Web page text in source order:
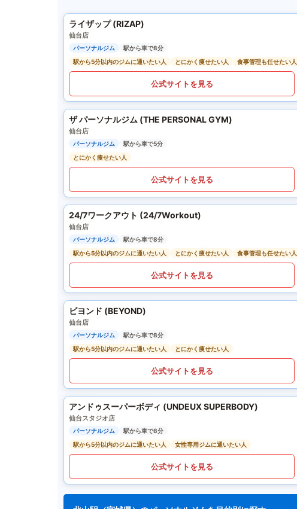
ライザップ (RIZAP)
仙台店
パーソナルジム
駅から車で8分
駅から5分以内のジムに通いたい人
とにかく痩せたい人 食事管理も任せたい人
公式サイトを見る
ザ パーソナルジム (THE PERSONAL GYM)
仙台店
パーソナルジム
駅から車で5分
とにかく痩せたい人
公式サイトを見る
24/7ワークアウト (24/7Workout)
仙台店
パーソナルジム
駅から車で8分
駅から5分以内のジムに通いたい人
とにかく痩せたい人 食事管理も任せたい人
公式サイトを見る
ビヨンド (BEYOND)
仙台店
パーソナルジム
駅から車で8分
駅から5分以内のジムに通いたい人
とにかく痩せたい人
公式サイトを見る
アンドゥスーパーボディ (UNDEUX SUPERBODY)
仙台スタジオ店
パーソナルジム
駅から車で8分
駅から5分以内のジムに通いたい人
女性専用ジムに通いたい人
公式サイトを見る